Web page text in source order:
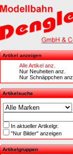
Artikel anzeigen
Alle Artikel anz.
Nur Neuheiten anz.
Nur Schnäppchen anz.
Artikelsuche
In aktueller Artikelgr.
"Nur Bilder" anzeigen
Artikelgruppen